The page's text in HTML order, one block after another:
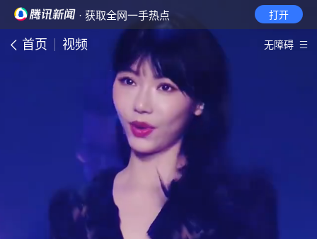
· 获取全网一手热点 打开
首页 视频 无障碍